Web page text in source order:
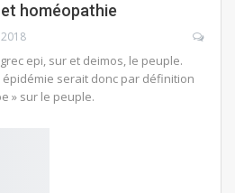
homéopathie
epi, sur et deimos, le peuple.
épidémie serait donc par définition
» sur le peuple.